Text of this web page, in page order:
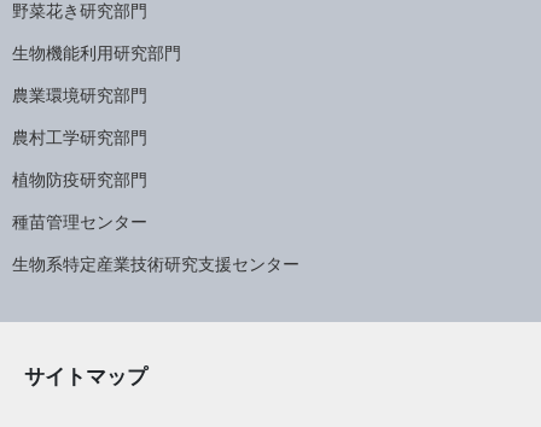
野菜花き研究部門
生物機能利用研究部門
農業環境研究部門
農村工学研究部門
植物防疫研究部門
種苗管理センター
生物系特定産業技術研究支援センター
サイトマップ